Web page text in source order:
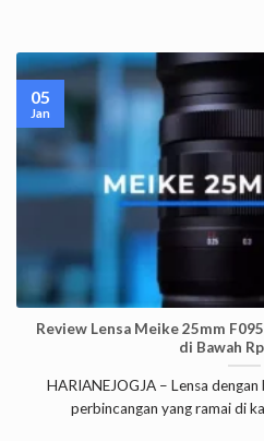
Review Lensa Meike 25mm
di Bawah
HARIANEJOGJA – Lensa
perbincangan yang ramai di
05
Jan